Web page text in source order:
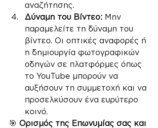
αναζήτησης.
Δύναμη του Βίντεο: Μην
παραμελείτε τη δύναμη του
βίντεο. Οι οπτικές αναφορές ή
η δημιουργία φωτογραφικών
οδηγών σε πλατφόρμες όπως
το YouTube μπορούν να
αυξήσουν τη συμμετοχή και να
προσελκύσουν ένα ευρύτερο
κοινό.
🎯 Ορισμός της Επωνυμίας σας και